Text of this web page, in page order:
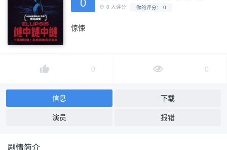
惊悚
0 0
信息 下载
演员 报错
剧情简介